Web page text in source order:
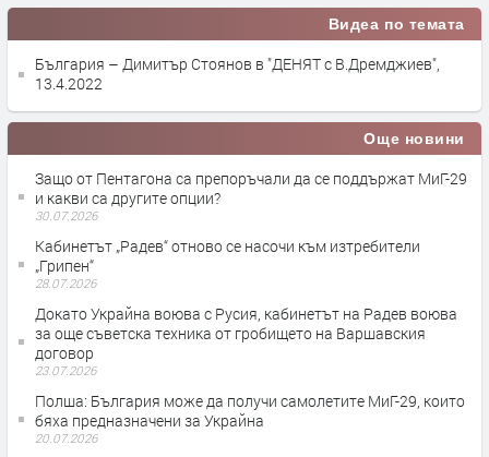
Видеа по темата
България – Димитър Стоянов в "ДЕНЯТ с В.Дремджиев",
13.4.2022
Още новини
Защо от Пентагона са препоръчали да се поддържат МиГ-29
и какви са другите опции?
30.07.2026
Кабинетът „Радев“ отново се насочи към изтребители
„Грипен“
28.07.2026
Докато Украйна воюва с Русия, кабинетът на Радев воюва
за още съветска техника от гробището на Варшавския
договор
23.07.2026
Полша: България може да получи самолетите МиГ-29, които
бяха предназначени за Украйна
20.07.2026